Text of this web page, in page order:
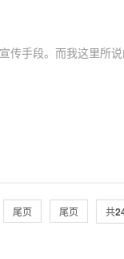
手段。而我这里所说
尾页 尾页 共